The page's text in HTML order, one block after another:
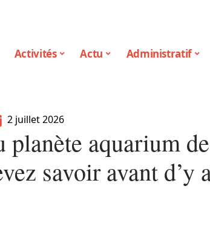
Activités Actu Administratif
2 juillet 2026
planète aquarium
savoir avant d’y